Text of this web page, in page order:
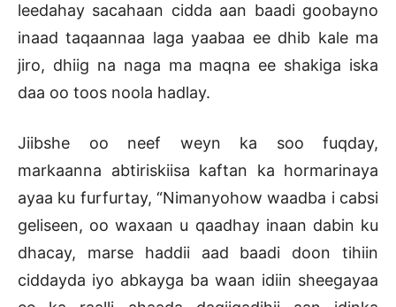
leedahay sacahaan cidda aan baadi goobayno
inaad taqaannaa laga yaabaa ee dhib kale ma
jiro, dhiig na naga ma maqna ee shakiga iska
daa oo toos noola hadlay.
Jiibshe oo neef weyn ka soo fuqday,
markaanna abtiriskiisa kaftan ka hormarinaya
ayaa ku furfurtay, “Nimanyohow waadba i cabsi
geliseen, oo waxaan u qaadhay inaan dabin ku
dhacay, marse haddii aad baadi doon tihiin
ciddayda iyo abkayga ba waan idiin sheegayaa